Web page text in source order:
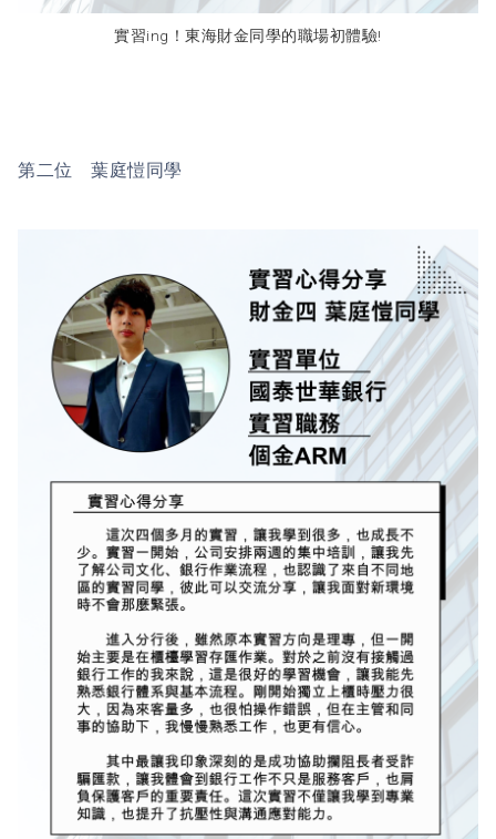
實習ing！東海財金同學的職場初體驗!
第二位 葉庭愷同學